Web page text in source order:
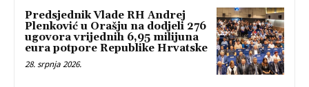
Predsjednik Vlade RH Andrej
Plenković u Orašju na dodjeli 276
ugovora vrijednih 6,95 milijuna
eura potpore Republike Hrvatske
28. srpnja 2026.